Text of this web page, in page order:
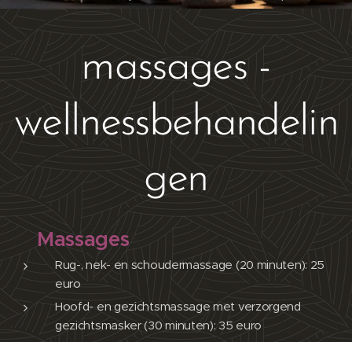
massages -
wellnessbehandelin
gen
Massages
Rug-, nek- en schoudermassage (20 minuten): 25
euro
Hoofd- en gezichtsmassage met verzorgend
gezichtsmasker (30 minuten): 35 euro